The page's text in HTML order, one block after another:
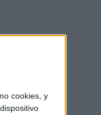
cookies, y